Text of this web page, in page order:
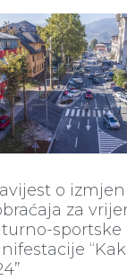
o
za
sportske